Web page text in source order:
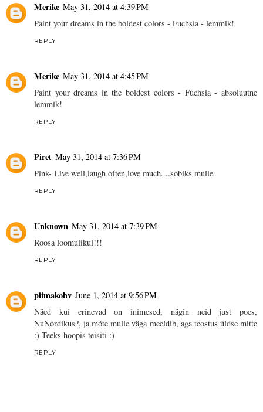
Merike May 31, 2014 at 4:39 PM
Paint your dreams in the boldest colors - Fuchsia - lemmik!
REPLY
Merike May 31, 2014 at 4:45 PM
Paint your dreams in the boldest colors - Fuchsia - absoluutne
lemmik!
REPLY
Piret May 31, 2014 at 7:36 PM
Pink- Live well,laugh often,love much....sobiks mulle
REPLY
Unknown May 31, 2014 at 7:39 PM
Roosa loomulikul!!!
REPLY
piimakohv June 1, 2014 at 9:56 PM
Näed kui erinevad on inimesed, nägin neid just poes,
NuNordikus?, ja mõte mulle väga meeldib, aga teostus üldse mitte
:) Teeks hoopis teisiti :)
REPLY